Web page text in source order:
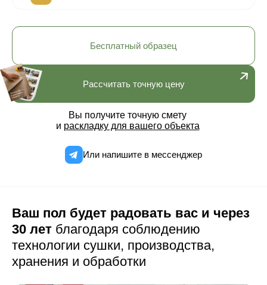
Рассчитать точную цену
Вы получите точную смету
и раскладку для вашего объекта
Или напишите в мессенджер
Бесплатный образец
Ваш пол будет радовать вас и через
30 лет благодаря соблюдению
технологии сушки, производства,
хранения и обработки